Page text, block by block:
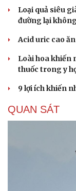
Loại quả siêu
đường lại
Acid uric cao
Loài hoa khiến
thuốc trong y
9 lợi ích khiến
QUAN SÁT